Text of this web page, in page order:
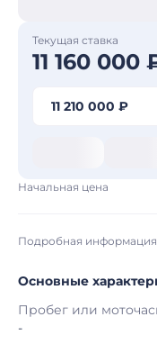
Текущая ставка
11 160 000
11 210 000 ₽
Начальная цена
Подробная
Начало торгов:
Основные
Пробег или
-